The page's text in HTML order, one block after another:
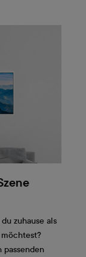
zuhause als
passenden